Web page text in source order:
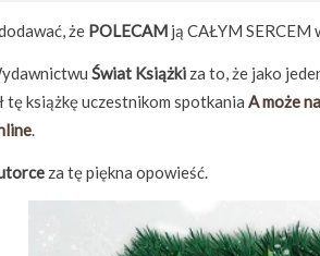
że POLECAM ją CAŁYM SERCEM
Świat Książki za to, że jako
tę książkę uczestnikom spotkania A może
.
za tę piękna opowieść.